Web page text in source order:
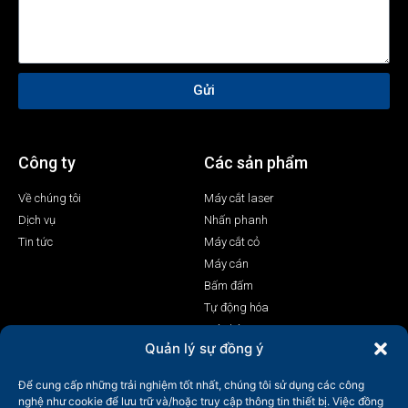
Quản lý sự đồng ý
Để cung cấp những trải nghiệm tốt nhất, chúng tôi sử dụng các công
nghệ như cookie để lưu trữ và/hoặc truy cập thông tin thiết bị. Việc đồng
Gửi
Công ty
Về chúng tôi
Dịch vụ
Tin tức
Các sản phẩm
Máy cắt laser
Nhấn phanh
Máy cắt cỏ
Máy cán
Bấm đấm
Tự động hóa
Máy hàn Laser
+86-158-9507-5134